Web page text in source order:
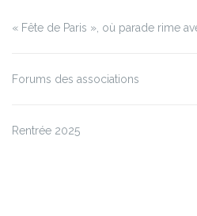
« Fête de Paris », où parade rime
Forums des associations
Rentrée 2025